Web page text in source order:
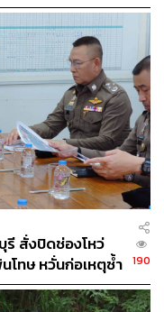
รผลิตจากสมาชิก 8
งการผลิตอีก 2 ล้าน
2026
Energy และอดีตเจ้า
ประสบความสำเร็จ
รถยกเลิกมาตรการลด
ให้เกิดภาวะราคา
คือการตัดสินใจว่า
ลเมื่อไร ท่ามกลาง
รรักษาความเป็น
รี สั่งปิดช่องโหว่
ทษ หวั่นก่อเหตุซ้ำ
190